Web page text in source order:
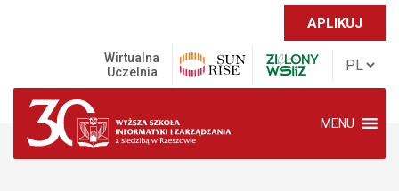
APLIKUJ
Wirtualna
Uczelnia
MENU